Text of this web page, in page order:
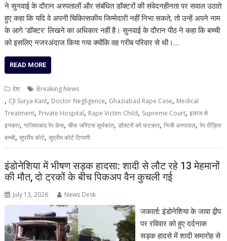
ने सुनवाई के दौरान अस्पतालों और संबंधित डॉक्टरों की संवेदनहीनता पर सवाल उठाते
हुए कहा कि यदि वे अपनी चिकित्सकीय जिम्मेदारी नहीं निभा सकते, तो उन्हें अपने नाम
के आगे ‘डॉक्टर’ लिखने का अधिकार नहीं है। सुनवाई के दौरान पीठ ने कहा कि बच्ची
को इसलिए नजरअंदाज किया गया क्योंकि वह गरीब परिवार से थी।…
READ MORE
देश Breaking News
, CJI Surya Kant, Doctor Negligence, Ghaziabad Rape Case, Medical
Treatment, Private Hospital, Rape Victim Child, Supreme Court,इलाज से
इनकार,गाजियाबाद रेप केस,चीफ जस्टिस सूर्यकांत,डॉक्टरों को फटकार,निजी अस्पताल,रेप पीड़िता
बच्ची,सुप्रीम कोर्ट,सुप्रीम कोर्ट टिप्पणी
इंडोनेशिया में भीषण सड़क हादसा: शादी से लौट रहे 13 मेहमानों
की मौत, दो ट्रकों के बीच पिकअप वैन कुचली गई
July 13, 2026 News Desk
जकार्ता: इंडोनेशिया के जावा द्वीप
पर रविवार को हुए दर्दनाक
सड़क हादसे में शादी समारोह से